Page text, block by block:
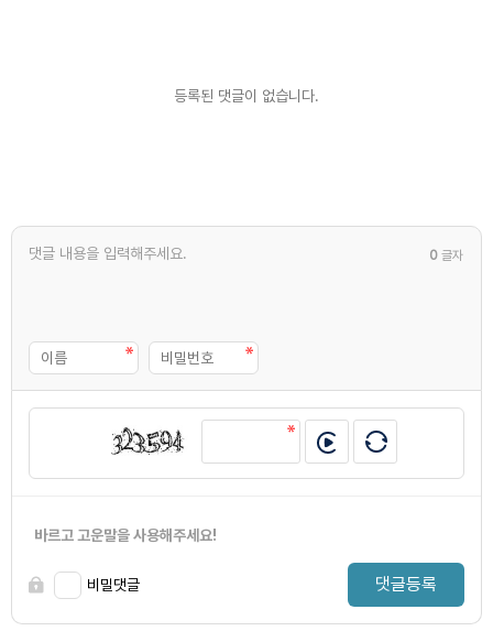
등록된 댓글이 없습니다.
0 글자
바르고 고운말을 사용해주세요!
비밀댓글 댓글등록